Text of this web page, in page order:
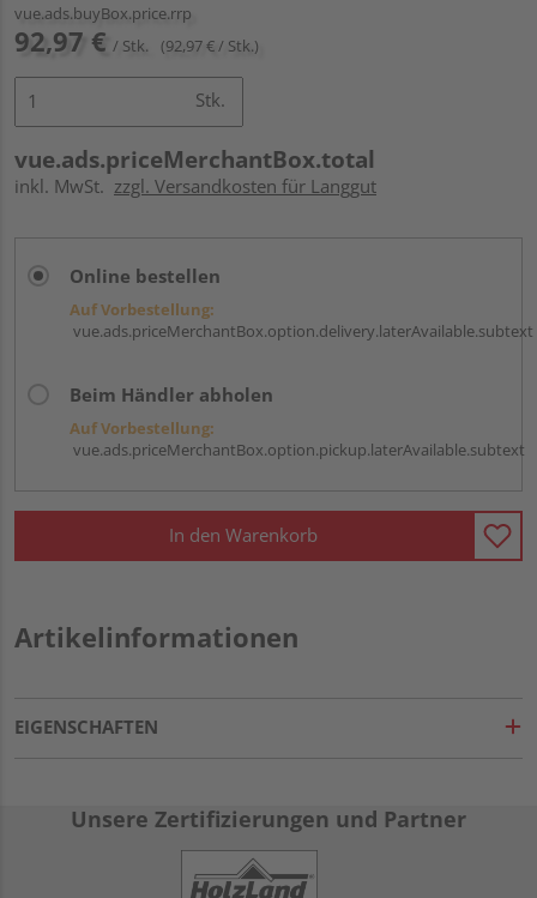
vue.ads.buyBox.price.rrp
92,97 € / Stk. (92,97 € / Stk.)
Stk.
vue.ads.priceMerchantBox.total
inkl. MwSt. zzgl. Versandkosten für Langgut
Online bestellen
Auf Vorbestellung:
vue.ads.priceMerchantBox.option.delivery.laterAvailable.subtext
Beim Händler abholen
Auf Vorbestellung:
vue.ads.priceMerchantBox.option.pickup.laterAvailable.subtext
In den Warenkorb
Artikelinformationen
EIGENSCHAFTEN
Unsere Zertifizierungen und Partner